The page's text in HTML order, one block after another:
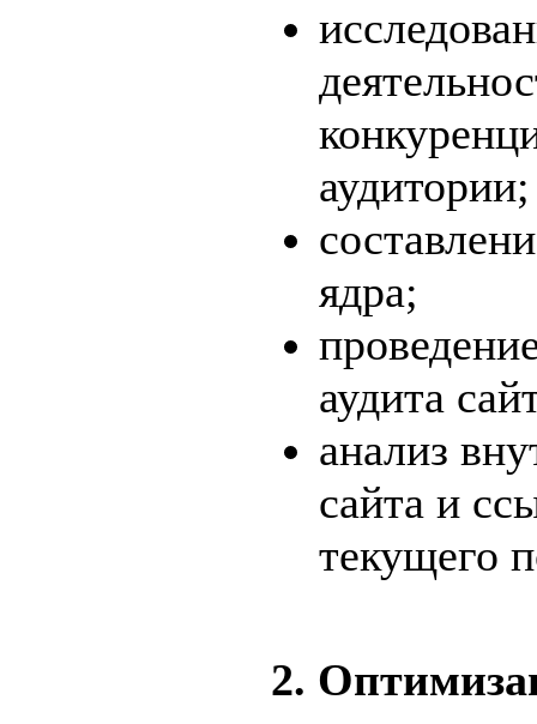
аудитории;
ядра;
аудита
анализ
сайта и
текущего
2.